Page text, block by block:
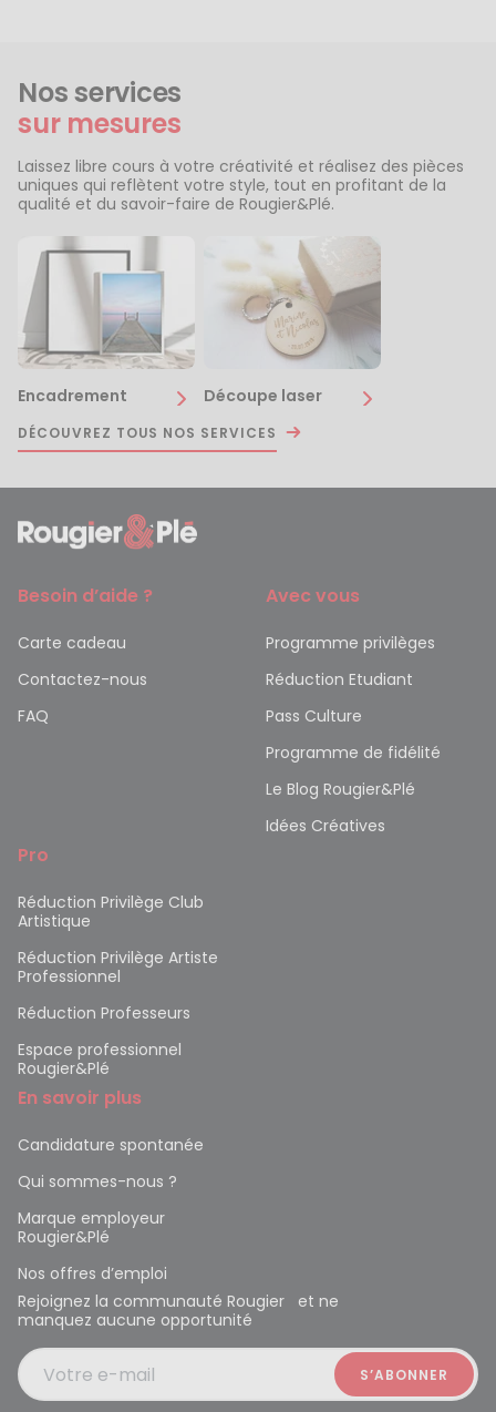
Nos services
sur mesures
Laissez libre cours à votre créativité et réalisez des pièces
uniques qui reflètent votre style, tout en profitant de la
qualité et du savoir-faire de Rougier&Plé.
Encadrement Découpe laser
DÉCOUVREZ TOUS NOS SERVICES
Besoin d’aide ?
Carte cadeau
Contactez-nous
FAQ
Avec vous
Programme privilèges
Réduction Etudiant
Pass Culture
Programme de fidélité
Le Blog Rougier&Plé
Idées Créatives
Pro
Réduction Privilège Club
Artistique
Réduction Privilège Artiste
Professionnel
Réduction Professeurs
Espace professionnel
Rougier&Plé
En savoir plus
Candidature spontanée
Qui sommes-nous ?
Marque employeur
Rougier&Plé
Nos offres d’emploi
Rejoignez la communauté Rougier et ne
manquez aucune opportunité
Votre e-mail